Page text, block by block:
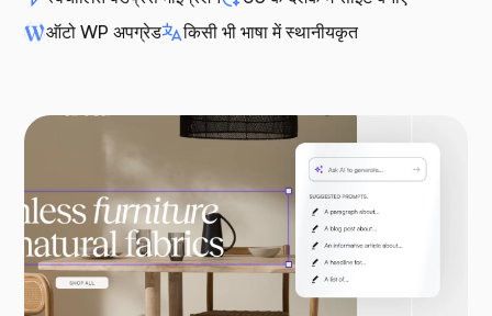
ऑटो WP अपग्रेड
किसी भी भाषा में स्थानीयकृत